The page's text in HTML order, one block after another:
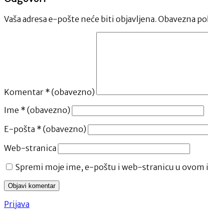
Vaša adresa e-pošte neće biti objavljena. Obavezna
Komentar * (obavezno)
Ime * (obavezno)
E-pošta * (obavezno)
Web-stranica
Spremi moje ime, e-poštu i web-stranicu u
Prijava